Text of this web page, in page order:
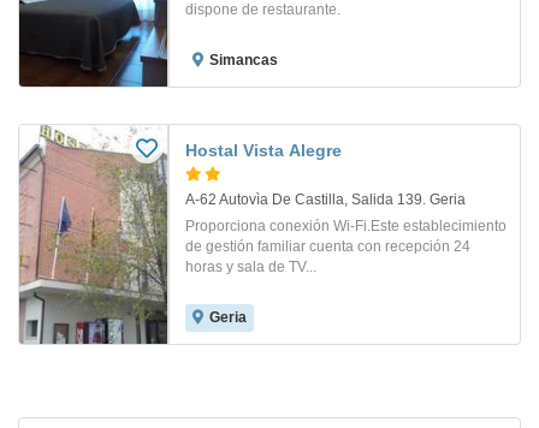
dispone de restaurante.
Simancas
Hostal Vista Alegre
A-62 Autovìa De Castilla, Salida 139. Geria
Proporciona conexión Wi-Fi.Este establecimiento
de gestión familiar cuenta con recepción 24
horas y sala de TV...
Geria